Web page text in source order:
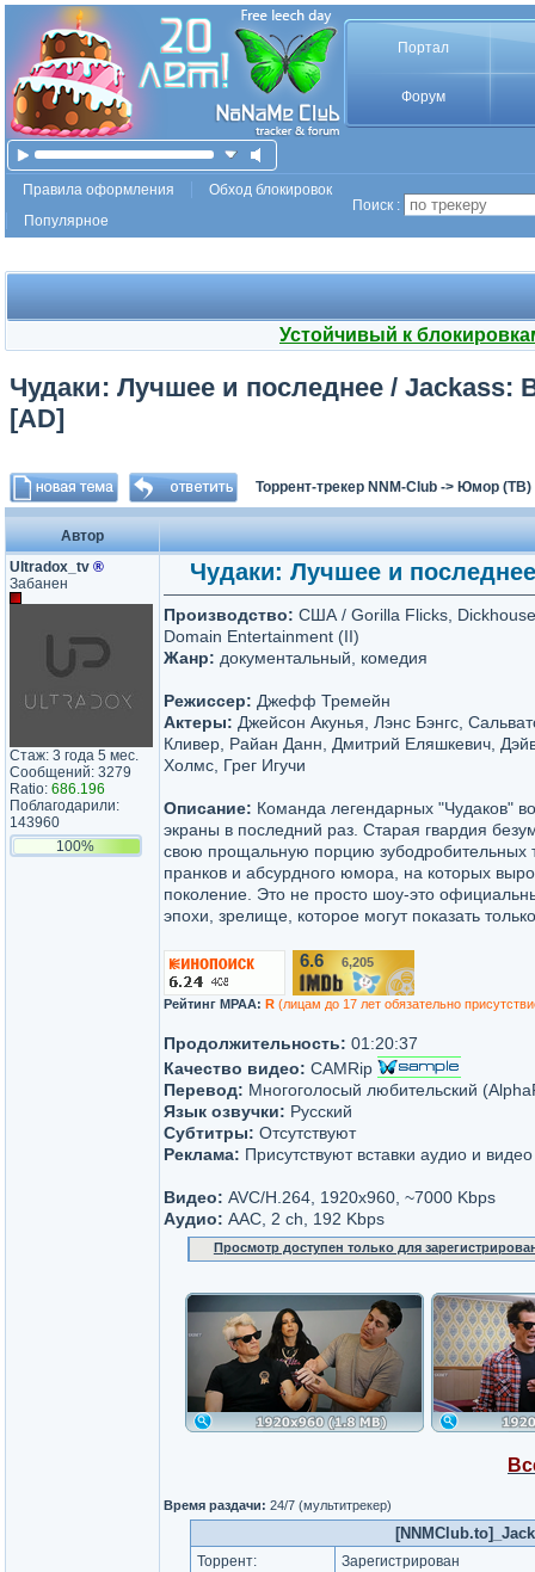
Портал
Форум
Правила оформления
Обход блокировок
Популярное
Поиск :
Устойчивый к
Чудаки: Лучшее и последнее / Jackass:
[AD]
Торрент-трекер NNM-Club -> Юмор (ТВ)
Автор
Ultradox_tv ®
Забанен
Стаж: 3 года 5 мес.
Сообщений: 3279
Ratio: 686.196
Поблагодарили:
143960
100%
Чудаки: Лучшее и
Производство: США / Gorilla Flicks,
Domain Entertainment (II)
Жанр: документальный, комедия
Режиссер: Джефф Тремейн
Актеры: Джейсон Акунья, Лэнс Бэнгс,
Кливер, Райан Данн, Дмитрий Еляшкевич,
Холмс, Грег Игучи
Описание: Команда легендарных "Чудаков"
экраны в последний раз. Старая гвардия
свою прощальную порцию зубодробительных
пранков и абсурдного юмора, на которых
поколение. Это не просто шоу-это
эпохи, зрелище, которое могут показать
6.6 6,205
Рейтинг MPAA: R (лицам до 17 лет обязательно
Продолжительность: 01:20:37
Качество видео: CAMRip
Перевод: Многоголосый любительский
Язык озвучки: Русский
Субтитры: Отсутствуют
Реклама: Присутствуют вставки аудио и
Видео: AVC/H.264, 1920x960, ~7000 Kbps
Аудио: AAC, 2 ch, 192 Kbps
Просмотр доступен только для
Время раздачи: 24/7 (мультитрекер)
Торрент:
Зарегистрирован